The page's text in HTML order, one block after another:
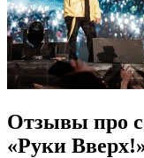
Отзывы про
«Руки